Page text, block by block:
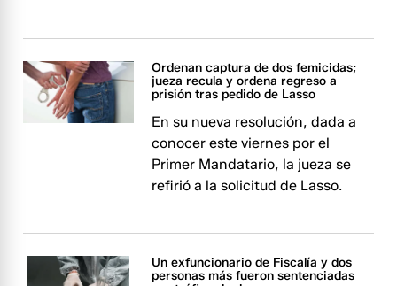
Ordenan captura de dos femicidas;
jueza recula y ordena regreso a
prisión tras pedido de Lasso
En su nueva resolución, dada a
conocer este viernes por el
Primer Mandatario, la jueza se
refirió a la solicitud de Lasso.
Un exfuncionario de Fiscalía y dos
personas más fueron sentenciadas